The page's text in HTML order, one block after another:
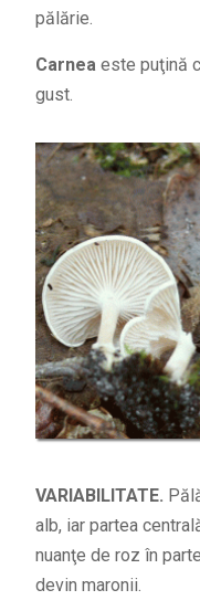
pălărie.
Carneaeste puţină
gust.
VARIABILITATE.
alb, iar partea
nuanţe de roz în
devin maronii.